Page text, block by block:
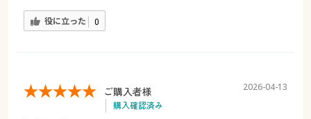
役に立った 0
ご購入者様
購入確認済み
2026-04-13